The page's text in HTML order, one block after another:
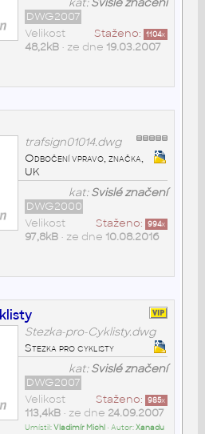
kat:Svislé značení
DWG2007
Staženo: 1104x
Velikost
48,2kB• ze dne 19.03.2007
trafsign01014.dwg
Odbočení vpravo, značka,
UK
kat:Svislé značení
DWG2000
Staženo: 994x
Velikost
97,8kB• ze dne 10.08.2016
Stezka-pro-Cyklisty.dwg
Stezka pro cyklisty
kat:Svislé značení
DWG2007
Staženo: 985x
Velikost
113,4kB• ze dne 24.09.2007
Umístil:Vladimír Michl • Autor:Xanadu